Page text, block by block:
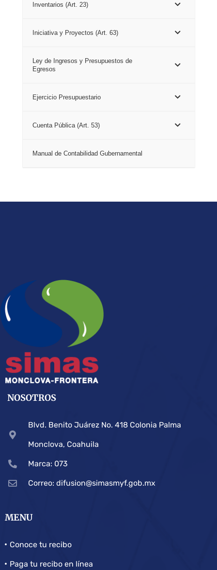
Inventarios (Art. 23)
Iniciativa y Proyectos (Art. 63)
Ley de Ingresos y Presupuestos de
Egresos
Ejercicio Presupuestario
Cuenta Pública (Art. 53)
Manual de Contabilidad Gubernamental
NOSOTROS
Blvd. Benito Juárez No. 418 Colonia Palma
Monclova, Coahuila
Marca: 073
Correo: difusion@simasmyf.gob.mx
MENU
Conoce tu recibo
Paga tu recibo en línea